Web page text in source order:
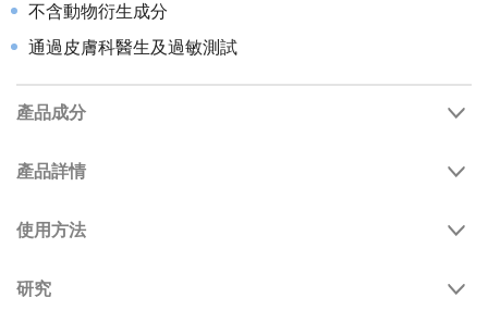
不含動物衍生成分
通過皮膚科醫生及過敏測試
產品成分
產品詳情
使用方法
研究